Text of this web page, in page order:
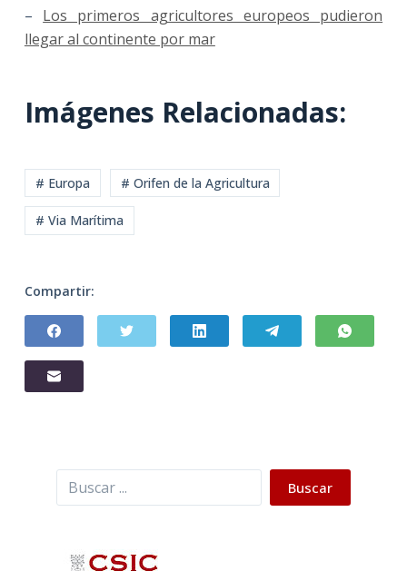
– Los primeros agricultores europeos pudieron
llegar al continente por mar
Imágenes Relacionadas:
# Europa # Orifen de la Agricultura
# Via Marítima
Compartir:
Buscar Buscar